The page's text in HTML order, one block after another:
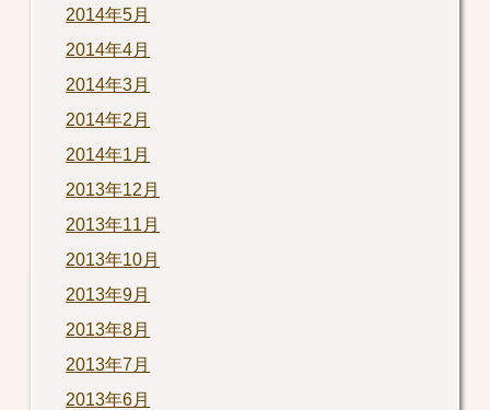
2014年5月
2014年4月
2014年3月
2014年2月
2014年1月
2013年12月
2013年11月
2013年10月
2013年9月
2013年8月
2013年7月
2013年6月